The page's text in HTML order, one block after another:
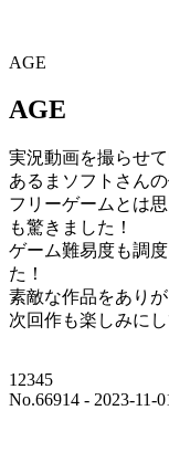
AGE
AGE
実況動画を撮らせ
あるまソフトさん
フリーゲームとは
も驚きました！
ゲーム難易度も調
た！
素敵な作品をあり
次回作も楽しみにし
12345
No.66914 - 2023-11-